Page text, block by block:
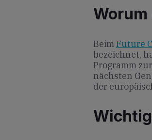
BeimFuture
bezeichnet,
Programm
nächsten
der